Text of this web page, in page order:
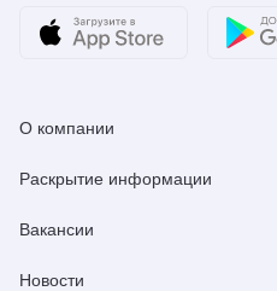
О компании
Раскрытие информации
Вакансии
Новости